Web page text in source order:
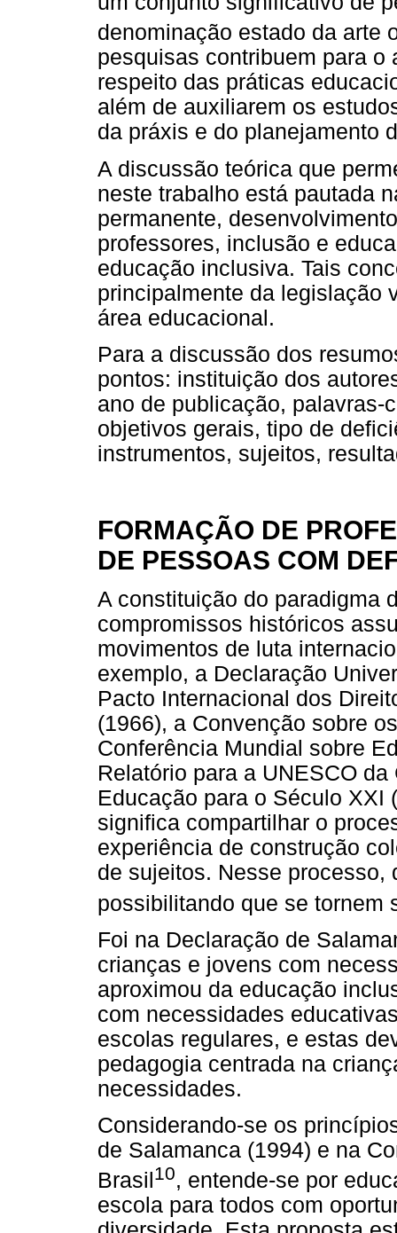
denominação estado da arte
pesquisas contribuem para o
respeito das práticas
além de auxiliarem os
da práxis e do planejamento
A discussão teórica que
neste trabalho está pautada
permanente,
professores, inclusão e
educação inclusiva. Tais
principalmente da legislação
área educacional.
Para a discussão dos
pontos: instituição dos
ano de publicação, palavras-
objetivos gerais, tipo de
instrumentos, sujeitos,
FORMAÇÃO DE
DE PESSOAS COM
A constituição do paradigma
compromissos históricos
movimentos de luta
exemplo, a Declaração
Pacto Internacional dos
(1966), a Convenção sobre
Conferência Mundial sobre
Relatório para a UNESCO
Educação para o Século XXI
significa compartilhar o
experiência de construção
de sujeitos. Nesse
possibilitando que se tornem
Foi na Declaração de
crianças e jovens com
aproximou da educação
com necessidades
escolas regulares, e estas
pedagogia centrada na
necessidades.
Considerando-se os
de Salamanca (1994) e na
Brasil 10, entende-se por
escola para todos com